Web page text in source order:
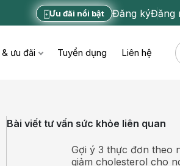
Ưu đãi nổi bật Đăng kýĐăng
ưu đãi Tuyển dụng Liên hệ
Bài viết tư vấn sức khỏe liên quan
Gợi ý 3 thực đơn theo
giảm cholesterol cho